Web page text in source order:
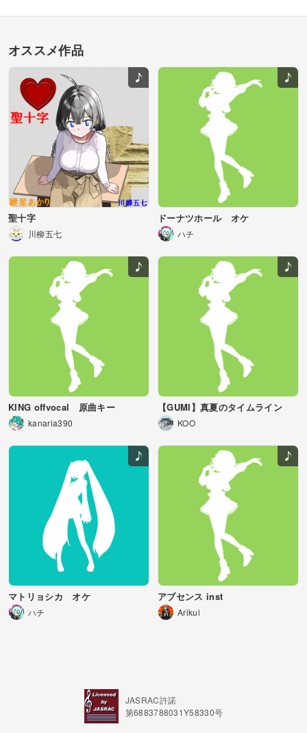
オススメ作品
聖十字
川柳五七
ドーナツホール オケ
ハチ
KING offvocal 原曲キー
kanaria390
【GUMI】真夏のタイムライン
KOO
マトリョシカ オケ
ハチ
アブセンス inst
Arikui
JASRAC許諾
第6883788031Y58330号